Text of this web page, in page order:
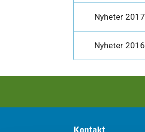
Nyheter 2017
Nyheter 2016